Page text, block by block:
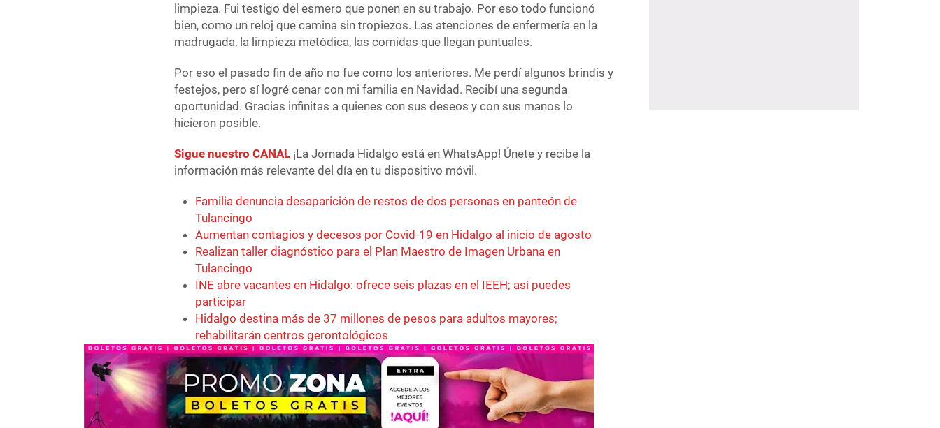
limpieza. Fui testigo del esmero que ponen en su trabajo. Por eso todo funcionó
bien, como un reloj que camina sin tropiezos. Las atenciones de enfermería en la
madrugada, la limpieza metódica, las comidas que llegan puntuales.
Por eso el pasado fin de año no fue como los anteriores. Me perdí algunos brindis y
festejos, pero sí logré cenar con mi familia en Navidad. Recibí una segunda
oportunidad. Gracias infinitas a quienes con sus deseos y con sus manos lo
hicieron posible.
Sigue nuestro CANAL ¡La Jornada Hidalgo está en WhatsApp! Únete y recibe la
información más relevante del día en tu dispositivo móvil.
Familia denuncia desaparición de restos de dos personas en panteón de
Tulancingo
Aumentan contagios y decesos por Covid-19 en Hidalgo al inicio de agosto
Realizan taller diagnóstico para el Plan Maestro de Imagen Urbana en
Tulancingo
INE abre vacantes en Hidalgo: ofrece seis plazas en el IEEH; así puedes
participar
Hidalgo destina más de 37 millones de pesos para adultos mayores;
rehabilitarán centros gerontológicos